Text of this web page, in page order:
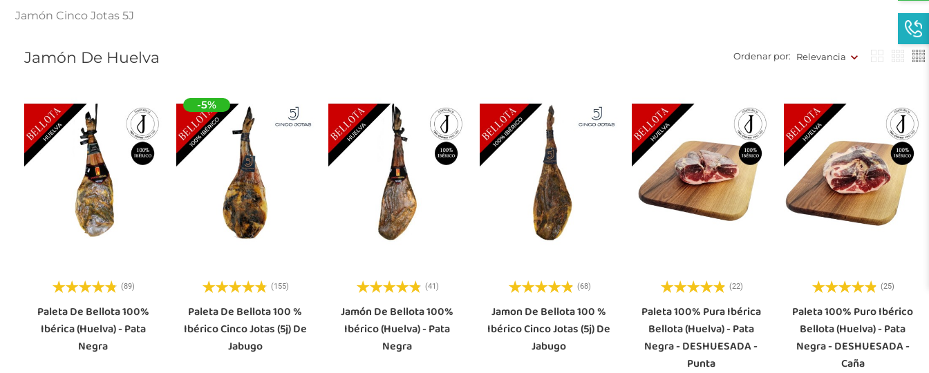
Jamón Cinco Jotas 5J
Jamón De Huelva Ordenar por: Relevancia
(89)
Paleta De Bellota 100%
Ibérica (Huelva) - Pata
Negra
-5%
(155)
Paleta De Bellota 100 %
Ibérico Cinco Jotas (5j) De
Jabugo
(41)
Jamón De Bellota 100%
Ibérico (Huelva) - Pata
Negra
(68)
Jamon De Bellota 100 %
Ibérico Cinco Jotas (5j) De
Jabugo
(22)
Paleta 100% Pura Ibérica
Bellota (Huelva) - Pata
Negra - DESHUESADA -
Punta
(25)
Paleta 100% Puro Ibérico
Bellota (Huelva) - Pata
Negra - DESHUESADA -
Caña